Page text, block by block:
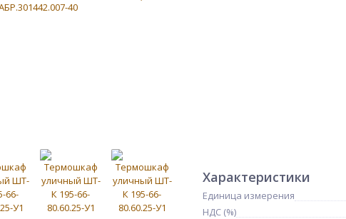
Характеристики
Единица измерения
НДС (%)